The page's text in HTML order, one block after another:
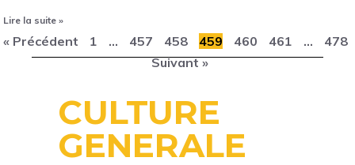
Lire la suite »
« Précédent 1 … 457 458 459 460 461 …
478
Suivant »
CULTURE
GENERALE